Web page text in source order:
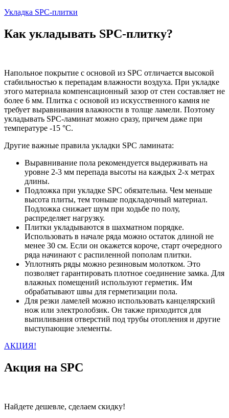
Укладка SPC-плитки
Как укладывать SPC-плитку?
Напольное покрытие с основой из SPC отличается высокой
стабильностью к перепадам влажности воздуха. При укладке
этого материала компенсационный зазор от стен составляет не
более 6 мм. Плитка с основой из искусственного камня не
требует выравнивания влажности в толще ламели. Поэтому
укладывать SPC-ламинат можно сразу, причем даже при
температуре -15 °C.
Другие важные правила укладки SPC ламината:
Выравнивание пола рекомендуется выдерживать на
уровне 2-3 мм перепада высоты на каждых 2-х метрах
длины.
Подложка при укладке SPC обязательна. Чем меньше
высота плиты, тем тоньше подкладочный материал.
Подложка снижает шум при ходьбе по полу,
распределяет нагрузку.
Плитки укладываются в шахматном порядке.
Использовать в начале ряда можно остаток длиной не
менее 30 см. Если он окажется короче, старт очередного
ряда начинают с распиленной пополам плитки.
Уплотнять ряды можно резиновым молотком. Это
позволяет гарантировать плотное соединение замка. Для
влажных помещений используют герметик. Им
обрабатывают швы для герметизации пола.
Для резки ламелей можно использовать канцелярский
нож или электролобзик. Он также приходится для
выпиливания отверстий под трубы отопления и другие
выступающие элементы.
АКЦИЯ!
Акция на SPC
Найдете дешевле, сделаем скидку!